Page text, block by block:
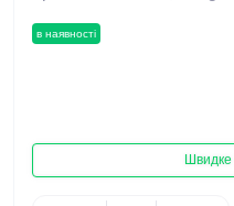
в наявності